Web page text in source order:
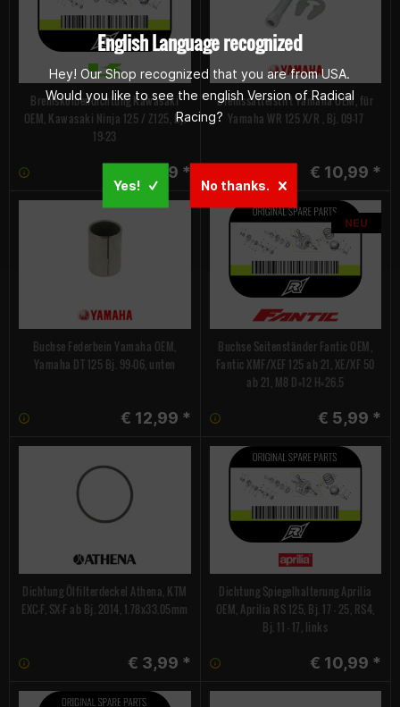
Bremskolbendichtung Kawasaki
OEM, Kawasaki Ninja 125 / Z125, Bj.
19-23
€ 7,99 *
Bremssattelstift Yamaha OEM, für
Yamaha WR 125 X/R , Bj. 09-17
€ 10,99 *
Buchse Federbein Yamaha OEM,
Yamaha DT 125 Bj. 99-06, unten
€ 12,99 *
NEU
Buchse Seitenständer Fantic OEM,
Fantic XMF/XEF 125 ab 21, XE/XF 50
ab 21, M8 D=12 H=26.5
€ 5,99 *
Dichtung Ölfilterdeckel Athena, KTM
EXC-F, SX-F ab Bj. 2014, 1.78x33.05mm
€ 3,99 *
Dichtung Spiegelhalterung Aprilia
OEM, Aprilia RS 125, Bj. 17 - 25, RS4,
Bj. 11 - 17, links
€ 10,99 *
English Language recognized
Hey! Our Shop recognized that you are from USA.
Would you like to see the english Version of Radical
Racing?
Yes! No thanks.